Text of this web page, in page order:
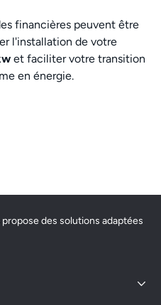
financières peuvent être
l'installation de votre
et faciliter votre transition
en énergie.
des solutions adaptées